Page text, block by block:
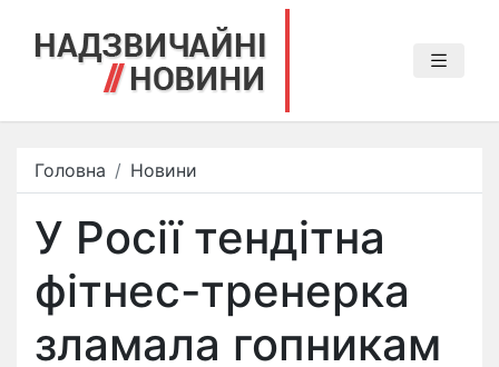
Головна Новини
У Росії тендітна
фітнес-тренерка
зламала гопникам